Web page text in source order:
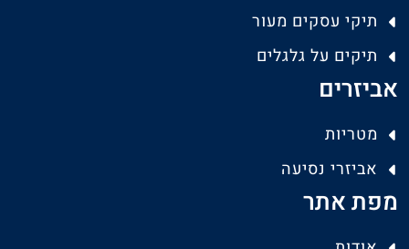
תיקי עסקים מעור
תיקים על גלגלים
אביזרים
מטריות
אביזרי נסיעה
מפת אתר